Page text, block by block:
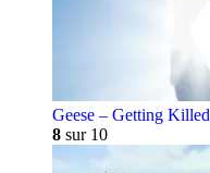
Geese – Getting Killed
8 sur 10